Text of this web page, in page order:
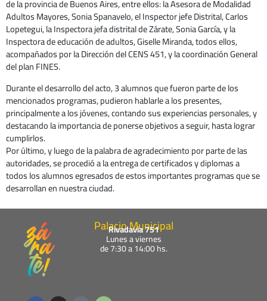
de la provincia de Buenos Aires, entre ellos: la Asesora de Modalidad
Adultos Mayores, Sonia Spanavelo, el Inspector jefe Distrital, Carlos
Lopetegui, la Inspectora jefa distrital de Zárate, Sonia García, y la
Inspectora de educación de adultos, Giselle Miranda, todos ellos,
acompañados por la Dirección del CENS 451, y la coordinación General
del plan FINES.
Durante el desarrollo del acto, 3 alumnos que fueron parte de los
mencionados programas, pudieron hablarle a los presentes,
principalmente a los jóvenes, contando sus experiencias personales, y
destacando la importancia de ponerse objetivos a seguir, hasta lograr
cumplirlos.
Por último, y luego de la palabra de agradecimiento por parte de las
autoridades, se procedió a la entrega de certificados y diplomas a
todos los alumnos egresados de estos importantes programas que se
desarrollan en nuestra ciudad.
Palacio Municipal
Rivadavia 751
Lunes a viernes
de 7:30 a 14:00 hs.